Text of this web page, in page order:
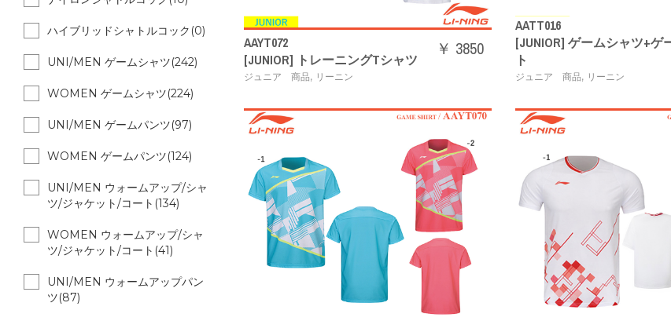
AAYT072
[JUNIOR] トレーニングTシャツ
ジュニア 商品, リーニン
￥ 3850
AATT016
[JUNIOR] ゲームシャツ+ゲ
ト
ジュニア 商品, リーニン
ハイブリッドシャトルコック(0)
UNI/MEN ゲームシャツ(242)
WOMEN ゲームシャツ(224)
UNI/MEN ゲームパンツ(97)
WOMEN ゲームパンツ(124)
UNI/MEN ウォームアップ/シャ
ツ/ジャケット/コート(134)
WOMEN ウォームアップ/シャ
ツ/ジャケット/コート(41)
UNI/MEN ウォームアップパン
ツ(87)